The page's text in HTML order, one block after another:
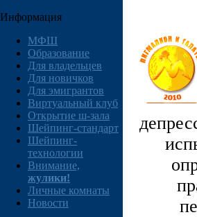
Информация
МФШ
Образование
Для владельцев
Для новичков
Для эмигрантов
Виртуальный клуб
Открытие ш-зала
Шейпинг-стандарт
Шейпинг-
технологии
Внимание,
жулики!
Личные комнаты
Новости